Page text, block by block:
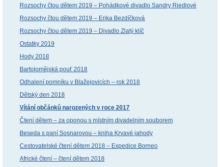
Rozsochy čtou dětem 2019 – Pohádkové divadlo Sandry Riedlové
Rozsochy čtou dětem 2019 – Erika Bezdíčková
Rozsochy čtou dětem 2019 – Divadlo Zlatý klíč
Ostatky 2019
Hody 2018
Bartolomějská pouť 2018
Odhalení pomníku v Blažejovicích – rok 2018
Dětský den 2018
Vítání občánků narozených v roce 2017
Čtení dětem – za oponou s místním divadelním souborem
Beseda s paní Sosnarovou – kniha Krvavé jahody
Cestovatelské čtení dětem 2018 – Expedice Borneo
Africké čtení – čtení dětem 2018